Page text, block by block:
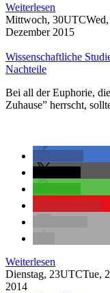
Weiterlesen
Mittwoch, 30UTCWed,
Dezember 2015
Wissenschaftliche
Nachteile
Bei all der Euphorie,
Zuhause” herrscht,
Weiterlesen
Dienstag, 23UTCTue,
2014